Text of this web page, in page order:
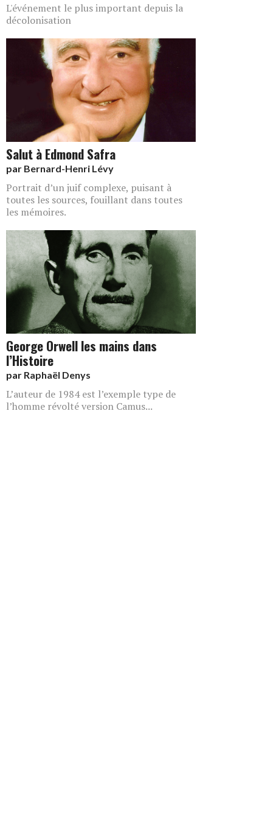
L'événement le plus important depuis la
décolonisation
Salut à Edmond Safra
par Bernard-Henri Lévy
Portrait d’un juif complexe, puisant à
toutes les sources, fouillant dans toutes
les mémoires.
George Orwell les mains dans
l’Histoire
par Raphaël Denys
L’auteur de 1984 est l’exemple type de
l’homme révolté version Camus...